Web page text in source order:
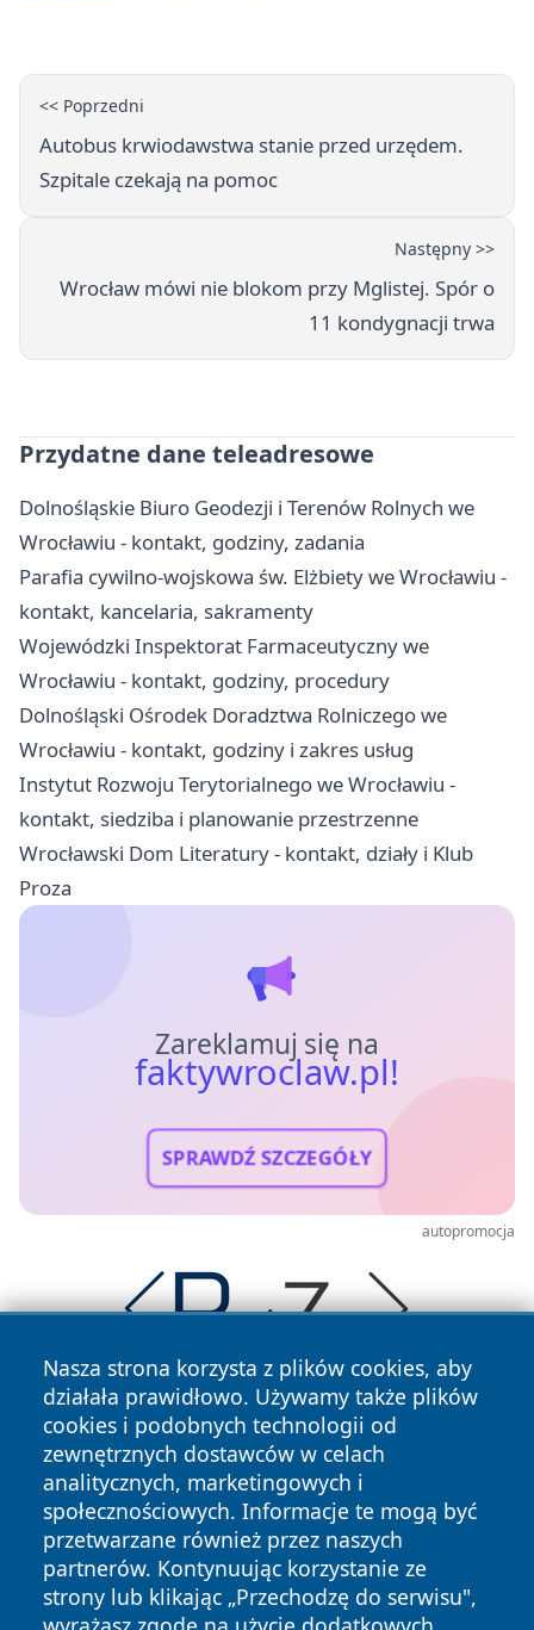
<< Poprzedni
Autobus krwiodawstwa stanie przed urzędem.
Szpitale czekają na pomoc
Następny >>
Wrocław mówi nie blokom przy Mglistej. Spór o
11 kondygnacji trwa
Przydatne dane teleadresowe
Dolnośląskie Biuro Geodezji i Terenów Rolnych we
Wrocławiu - kontakt, godziny, zadania
Parafia cywilno-wojskowa św. Elżbiety we Wrocławiu -
kontakt, kancelaria, sakramenty
Wojewódzki Inspektorat Farmaceutyczny we
Wrocławiu - kontakt, godziny, procedury
Dolnośląski Ośrodek Doradztwa Rolniczego we
Wrocławiu - kontakt, godziny i zakres usług
Instytut Rozwoju Terytorialnego we Wrocławiu -
kontakt, siedziba i planowanie przestrzenne
Wrocławski Dom Literatury - kontakt, działy i Klub
Proza
Zareklamuj się na
faktywroclaw.pl!
SPRAWDŹ SZCZEGÓŁY
autopromocja
Nasza strona korzysta z plików cookies, aby
działała prawidłowo. Używamy także plików
cookies i podobnych technologii od
zewnętrznych dostawców w celach
analitycznych, marketingowych i
społecznościowych. Informacje te mogą być
przetwarzane również przez naszych
partnerów. Kontynuując korzystanie ze
strony lub klikając „Przechodzę do serwisu",
Copyright © 2026 faktywroclaw.pl Wszystkie prawa
zastrzeżone.